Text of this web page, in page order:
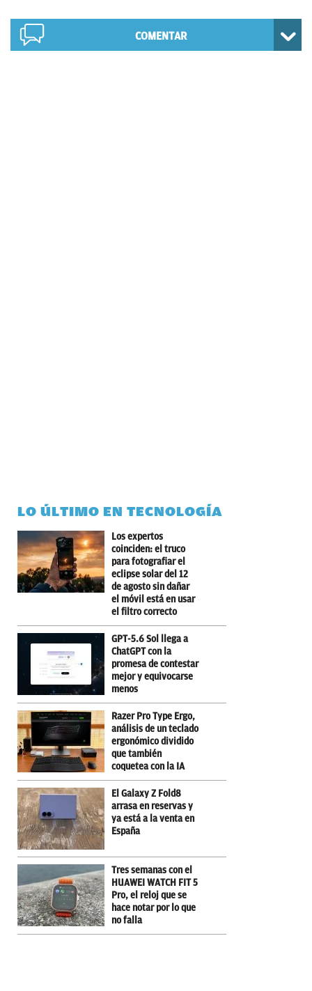
COMENTAR
LO ÚLTIMO EN TECNOLOGÍA
Los expertos
coinciden: el truco
para fotografiar el
eclipse solar del 12
de agosto sin dañar
el móvil está en usar
el filtro correcto
GPT-5.6 Sol llega a
ChatGPT con la
promesa de contestar
mejor y equivocarse
menos
Razer Pro Type Ergo,
análisis de un teclado
ergonómico dividido
que también
coquetea con la IA
El Galaxy Z Fold8
arrasa en reservas y
ya está a la venta en
España
Tres semanas con el
HUAWEI WATCH FIT 5
Pro, el reloj que se
hace notar por lo que
no falla